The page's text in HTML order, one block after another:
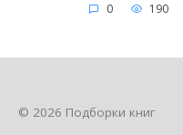
0 190
© 2026 Подборки книг